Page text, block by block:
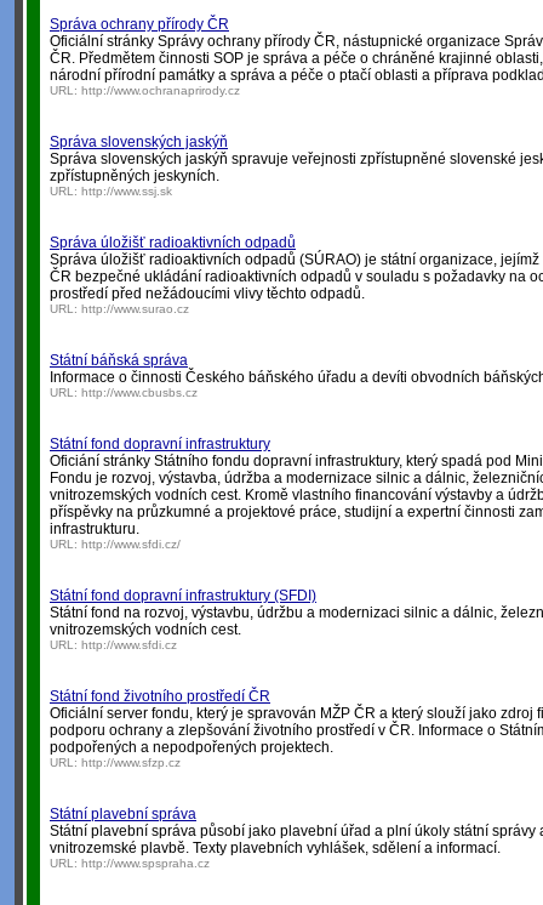
Správa ochrany přírody ČR
Oficiální stránky Správy ochrany přírody ČR, nástupnické organizace
ČR. Předmětem činnosti SOP je správa a péče o chráněné krajinné
národní přírodní památky a správa a péče o ptačí oblasti a příprava
URL: http://www.ochranaprirody.cz
Správa slovenských jaskýň
Správa slovenských jaskýň spravuje veřejnosti zpřístupněné slovenské
zpřístupněných jeskyních.
URL: http://www.ssj.sk
Správa úložišť radioaktivních odpadů
Správa úložišť radioaktivních odpadů (SÚRAO) je státní organizace,
ČR bezpečné ukládání radioaktivních odpadů v souladu s požadavky na
prostředí před nežádoucími vlivy těchto odpadů.
URL: http://www.surao.cz
Státní báňská správa
Informace o činnosti Českého báňského úřadu a devíti obvodních
URL: http://www.cbusbs.cz
Státní fond dopravní infrastruktury
Oficiání stránky Státního fondu dopravní infrastruktury, který spadá pod
Fondu je rozvoj, výstavba, údržba a modernizace silnic a dálnic,
vnitrozemských vodních cest. Kromě vlastního financování výstavby a
příspěvky na průzkumné a projektové práce, studijní a expertní činnosti
infrastrukturu.
URL: http://www.sfdi.cz/
Státní fond dopravní infrastruktury (SFDI)
Státní fond na rozvoj, výstavbu, údržbu a modernizaci silnic a dálnic,
vnitrozemských vodních cest.
URL: http://www.sfdi.cz
Státní fond životního prostředí ČR
Oficiální server fondu, který je spravován MŽP ČR a který slouží jako zdroj
podporu ochrany a zlepšování životního prostředí v ČR. Informace o
podpořených a nepodpořených projektech.
URL: http://www.sfzp.cz
Státní plavební správa
Státní plavební správa působí jako plavební úřad a plní úkoly státní správy
vnitrozemské plavbě. Texty plavebních vyhlášek, sdělení a informací.
URL: http://www.spspraha.cz